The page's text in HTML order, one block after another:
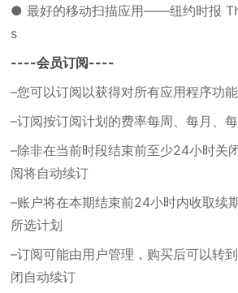
● 最好的移动扫描应用——纽约时报
s
----会员订阅----
–您可以订阅以获得对所有应用程序功
–订阅按订阅计划的费率每周、每月、
–除非在当前时段结束前至少24小时关
阅将自动续订
–账户将在本期结束前24小时内收取续
所选计划
–订阅可能由用户管理，购买后可以转
闭自动续订